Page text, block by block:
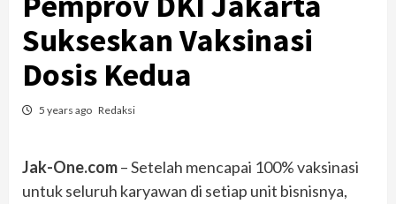
Sukseskan Vaksinasi
Dosis Kedua
5 years ago Redaksi
Jak-One.com– Setelah mencapai 100% vaksinasi
untuk seluruh karyawan di setiap unit bisnisnya,